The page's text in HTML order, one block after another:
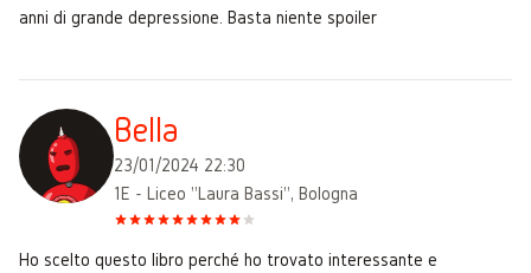
anni di grande depressione. Basta niente spoiler
BeIIa
23/01/2024 22:30
1E - Liceo "Laura Bassi", Bologna
Ho scelto questo libro perché ho trovato interessante e